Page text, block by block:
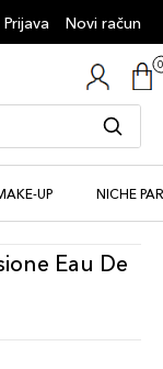
Prijava Novi račun
UP NICHE
Eau De